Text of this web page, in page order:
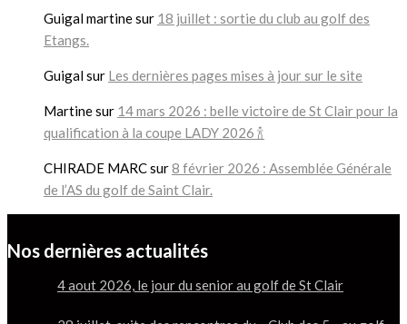
Guigal martinesur 18 juillet : sortie du club au golf des
Etangs.
Guigalsur Les dernières pages mises à jour sur le site
Martinesur 14 mars 2026 : belle victoire de St Clair pour la
qualification à la coupe LADY 2026 🍾
CHIRADE MARCsur8 février 2026 : Assemblée Générale
de l’AS du golf de Saint Clair.
Nos dernières actualités
4 aout 2026, le jour du senior au golf de St Clair